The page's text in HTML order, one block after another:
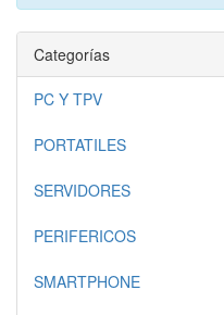
Categorías
PC Y TPV
PORTATILES
SERVIDORES
PERIFERICOS
SMARTPHONE